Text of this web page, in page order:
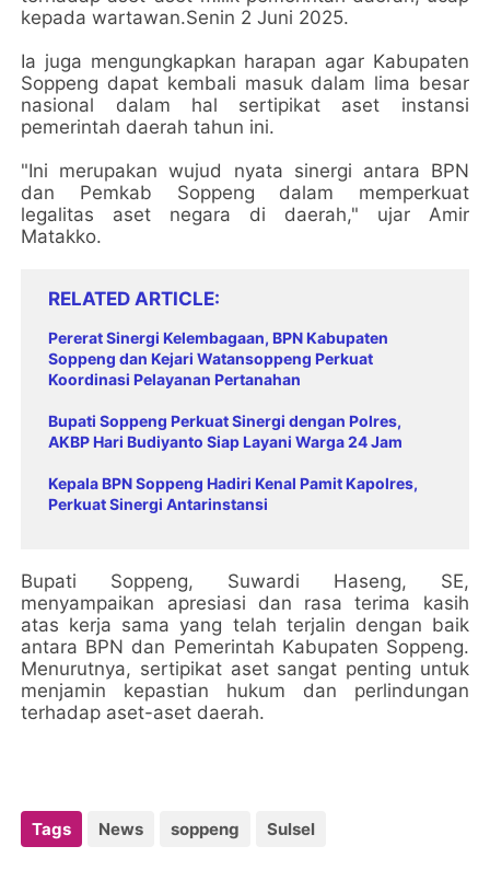
kepada wartawan.Senin 2 Juni 2025.
Ia juga mengungkapkan harapan agar Kabupaten
Soppeng dapat kembali masuk dalam lima besar
nasional dalam hal sertipikat aset instansi
pemerintah daerah tahun ini.
"Ini merupakan wujud nyata sinergi antara BPN
dan Pemkab Soppeng dalam memperkuat
legalitas aset negara di daerah," ujar Amir
Matakko.
RELATED ARTICLE
Pererat Sinergi Kelembagaan, BPN Kabupaten
Soppeng dan Kejari Watansoppeng Perkuat
Koordinasi Pelayanan Pertanahan
Bupati Soppeng Perkuat Sinergi dengan Polres,
AKBP Hari Budiyanto Siap Layani Warga 24 Jam
Kepala BPN Soppeng Hadiri Kenal Pamit Kapolres,
Perkuat Sinergi Antarinstansi
Bupati Soppeng, Suwardi Haseng, SE,
menyampaikan apresiasi dan rasa terima kasih
atas kerja sama yang telah terjalin dengan baik
antara BPN dan Pemerintah Kabupaten Soppeng.
Menurutnya, sertipikat aset sangat penting untuk
menjamin kepastian hukum dan perlindungan
terhadap aset-aset daerah.
Tags News soppeng Sulsel